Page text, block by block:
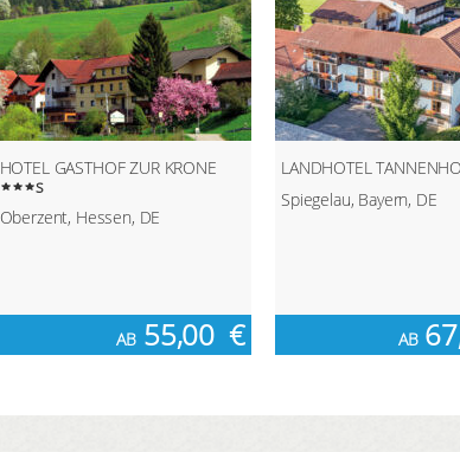
HOTEL GASTHOF ZUR KRONE
s
Oberzent, Hessen, DE
AB 55,00 €
LANDHOTEL
Spiegelau, Bayern, DE
AB